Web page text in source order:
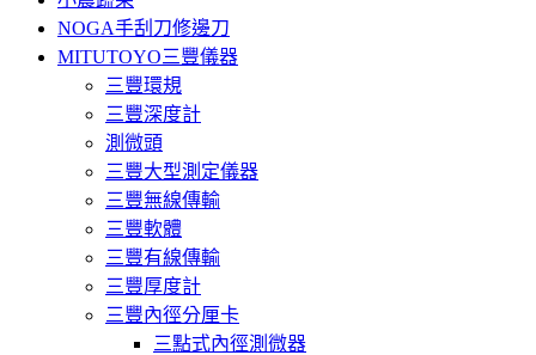
NOGA手刮刀修邊刀
MITUTOYO三豐儀器
三豐環規
三豐深度計
測微頭
三豐大型測定儀器
三豐無線傳輸
三豐軟體
三豐有線傳輸
三豐厚度計
三豐內徑分厘卡
三點式內徑測微器